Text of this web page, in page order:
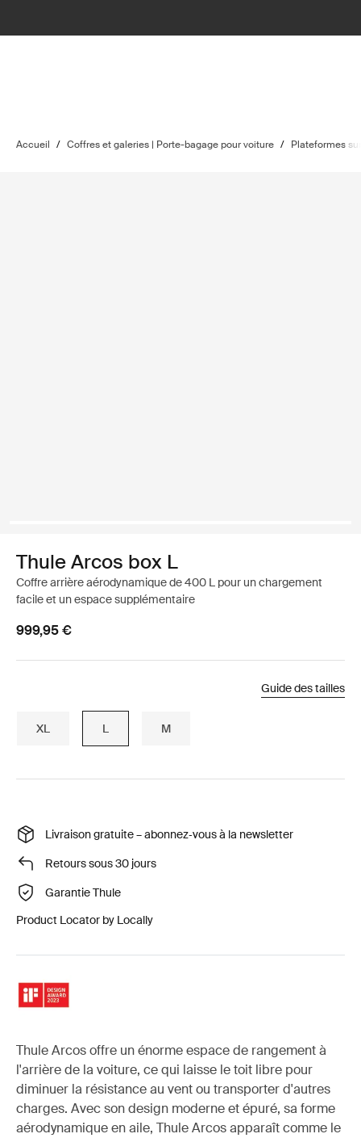
Accueil / Coffres et galeries | Porte-bagage pour voiture / Plateformes
Thule Arcos box L
Coffre arrière aérodynamique de 400 L pour un chargement
facile et un espace supplémentaire
999,95 €
Guide des tailles
XL L M
Livraison gratuite – abonnez‑vous à la newsletter
Retours sous 30 jours
Garantie Thule
Product Locator by Locally
Thule Arcos offre un énorme espace de rangement à
l'arrière de la voiture, ce qui laisse le toit libre pour
diminuer la résistance au vent ou transporter d'autres
charges. Avec son design moderne et épuré, sa forme
aérodynamique en aile, Thule Arcos apparaît comme le